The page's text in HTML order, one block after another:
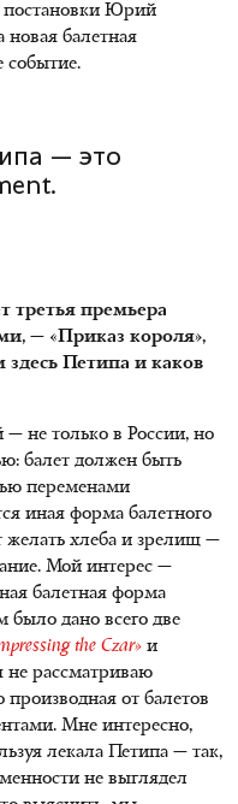
постановки Юрий
балетная
событие.
— это
третья премьера
— «Приказ короля»,
Петипа и каков
не только в России, но
балет должен быть
переменами
иная форма балетного
желать хлеба и зрелищ —
Мой интерес —
балетная форма
было дано всего две
the Czar» и
не рассматриваю
производная от балетов
Мне интересно,
лекала Петипа — так,
не выглядел